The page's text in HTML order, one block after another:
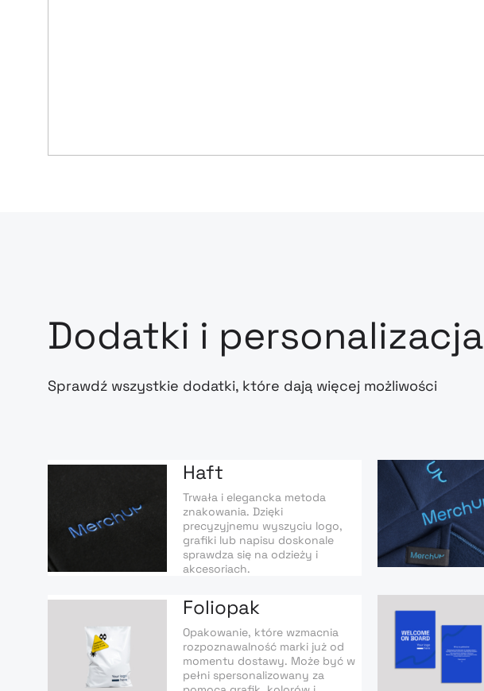
Dodatki i personalizacja
Sprawdź wszystkie dodatki, które dają więcej możliwości
Haft
Trwała i elegancka metoda
znakowania. Dzięki
precyzyjnemu wyszyciu logo,
grafiki lub napisu doskonale
sprawdza się na odzieży i
akcesoriach.
Foliopak
Opakowanie, które wzmacnia
rozpoznawalność marki już od
momentu dostawy. Może być w
pełni spersonalizowany za